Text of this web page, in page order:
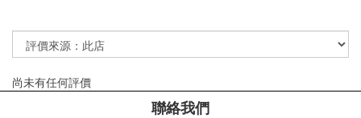
尚未有任何評價
聯絡我們